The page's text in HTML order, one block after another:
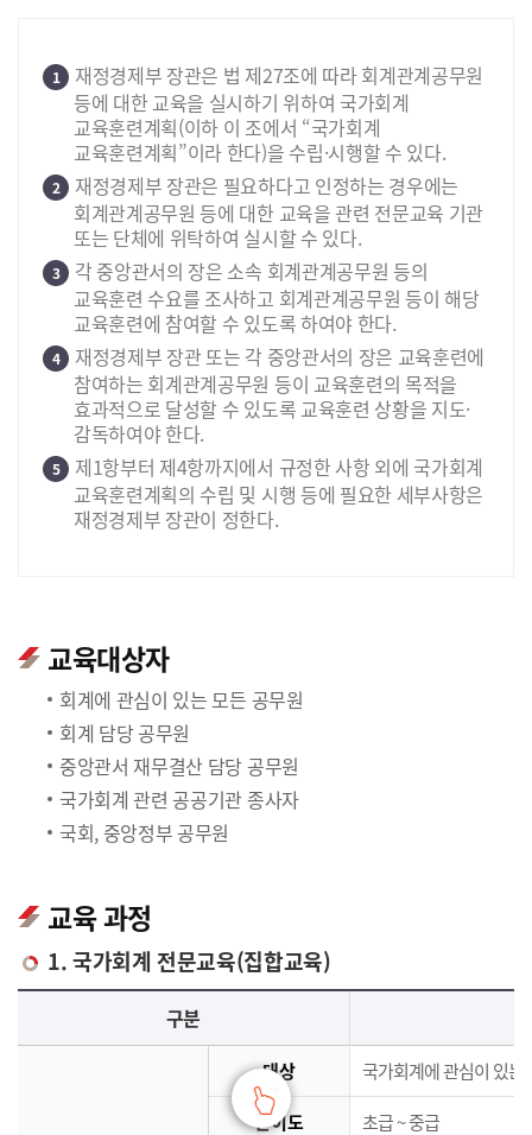
1
재정경제부 장관은 법 제27조에 따라 회계관계공무원
등에 대한 교육을 실시하기 위하여 국가회계
교육훈련계획(이하 이 조에서 “국가회계
교육훈련계획”이라 한다)을 수립·시행할 수 있다.
2
재정경제부 장관은 필요하다고 인정하는 경우에는
회계관계공무원 등에 대한 교육을 관련 전문교육 기관
또는 단체에 위탁하여 실시할 수 있다.
3
각 중앙관서의 장은 소속 회계관계공무원 등의
교육훈련 수요를 조사하고 회계관계공무원 등이 해당
교육훈련에 참여할 수 있도록 하여야 한다.
4
재정경제부 장관 또는 각 중앙관서의 장은 교육훈련에
참여하는 회계관계공무원 등이 교육훈련의 목적을
효과적으로 달성할 수 있도록 교육훈련 상황을 지도·
감독하여야 한다.
5
제1항부터 제4항까지에서 규정한 사항 외에 국가회계
교육훈련계획의 수립 및 시행 등에 필요한 세부사항은
재정경제부 장관이 정한다.
교육대상자
회계에 관심이 있는 모든 공무원
회계 담당 공무원
중앙관서 재무결산 담당 공무원
국가회계 관련 공공기관 종사자
국회, 중앙정부 공무원
교육 과정
1. 국가회계 전문교육(집합교육)
국가회계 전문교육(집합교육)에 대한 안내 표로 국가회계이론, 국가회계실무, 재무결산실무로 구분되며 이에 해당하는 내용으로 구성되어 있습니다.
구분
대상 국가회계에 관심이 있는
난이도 초급 ~ 중급